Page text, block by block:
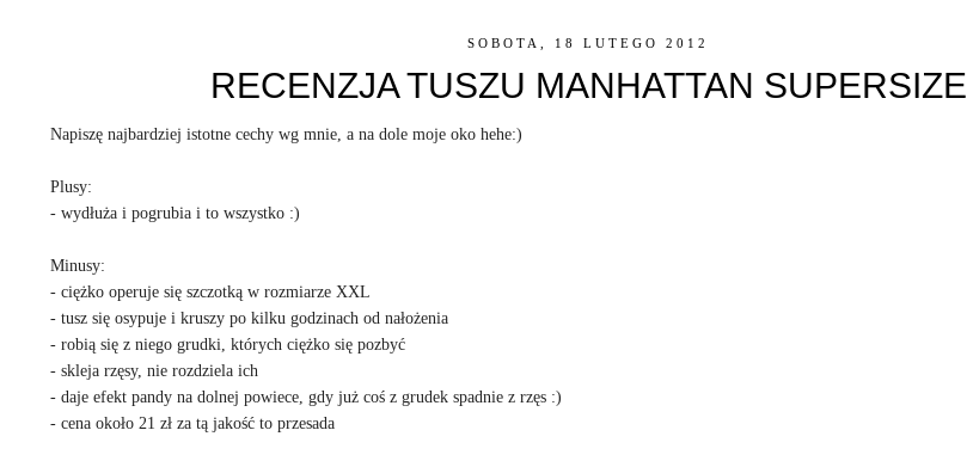
SOBOTA, 18 LUTEGO 2012
RECENZJA TUSZU MANHATTAN SUPERSIZE
Napiszę najbardziej istotne cechy wg mnie, a na dole moje oko hehe:)
Plusy:
- wydłuża i pogrubia i to wszystko :)
Minusy:
- ciężko operuje się szczotką w rozmiarze XXL
- tusz się osypuje i kruszy po kilku godzinach od nałożenia
- robią się z niego grudki, których ciężko się pozbyć
- skleja rzęsy, nie rozdziela ich
- daje efekt pandy na dolnej powiece, gdy już coś z grudek spadnie z rzęs :)
- cena około 21 zł za tą jakość to przesada